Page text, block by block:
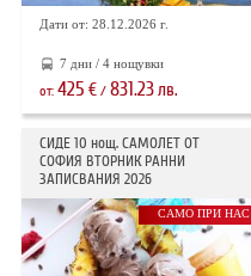
Дати от: 28.12.2026 г.
7 дни / 4 нощувки
от: 425 €/ 831.23лв.
СИДЕ 10 нощ. САМОЛЕТ ОТ
СОФИЯ ВТОРНИК РАННИ
ЗАПИСВАНИЯ 2026
САМО ПРИ НАС